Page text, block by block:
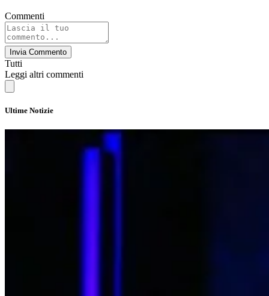
Commenti
Invia Commento
Tutti
Leggi altri commenti
Ultime Notizie